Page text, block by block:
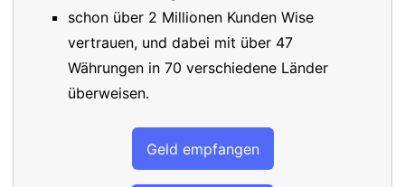
schon über 2 Millionen Kunden Wise
vertrauen, und dabei mit über 47
Währungen in 70 verschiedene Länder
überweisen.
Geld empfangen